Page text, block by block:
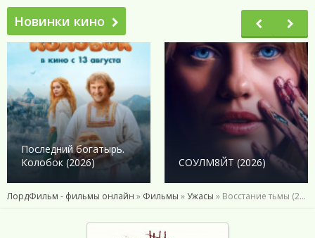
Новинки кино
Последний богатырь.
Колобок (2026)
СОУЛМ8ЙТ (2026)
ЛордФильм - фильмы онлайн » Фильмы »Ужасы » Восстание тьмы (2017)